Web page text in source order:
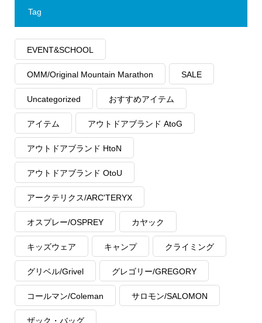
Tag
EVENT&SCHOOL
OMM/Original Mountain Marathon SALE
Uncategorized おすすめアイテム
アイテム アウトドアブランド AtoG
アウトドアブランド HtoN
アウトドアブランド OtoU
アークテリクス/ARC'TERYX
オスプレー/OSPREY カヤック
キッズウェア キャンプ クライミング
グリベル/Grivel グレゴリー/GREGORY
コールマン/Coleman サロモン/SALOMON
ザック・バッグ